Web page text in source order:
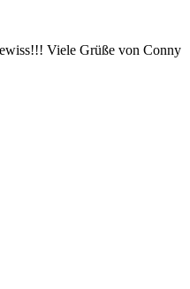
Viele Grüße von Conny